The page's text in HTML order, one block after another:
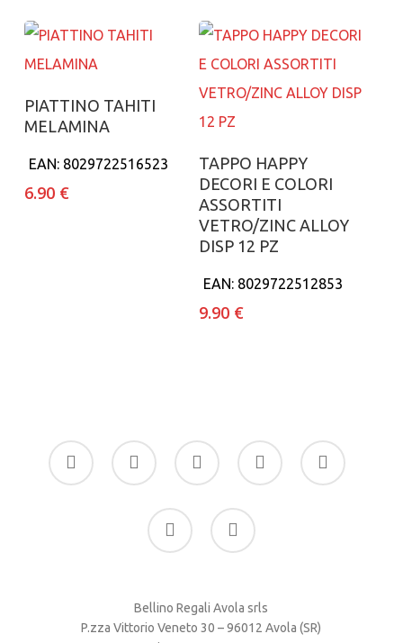
Aggiungi al carrello
PIATTINO TAHITI
MELAMINA
EAN: 8029722516523
6.90 €
Aggiungi al carrello
TAPPO HAPPY
DECORI E COLORI
ASSORTITI
VETRO/ZINC ALLOY
DISP 12 PZ
EAN: 8029722512853
9.90 €
facebook
google-
plus
instagram whatsapp tiktok
phone email
Bellino Regali Avola srls
P.zza Vittorio Veneto 30 – 96012 Avola (SR)